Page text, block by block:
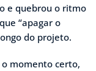
e quebrou o ritmo
“apagar o
do projeto.
momento certo,